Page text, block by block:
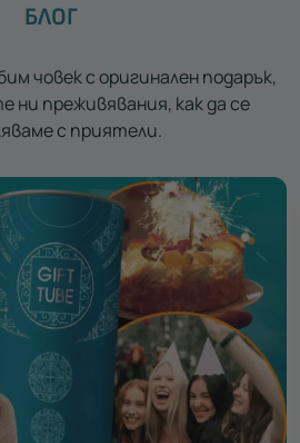
БЛОГ
човек с оригинален подарък,
ни преживявания, как да се
с приятели.